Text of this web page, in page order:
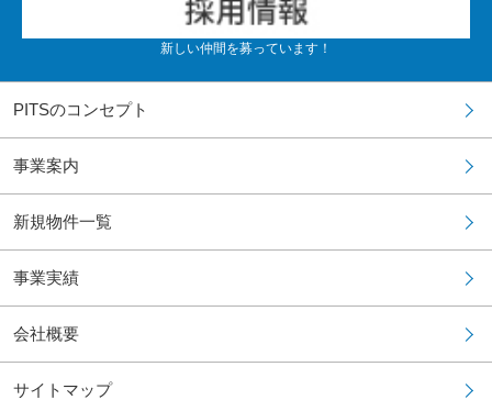
新しい仲間を募っています！
PITSのコンセプト
事業案内
新規物件一覧
事業実績
会社概要
サイトマップ